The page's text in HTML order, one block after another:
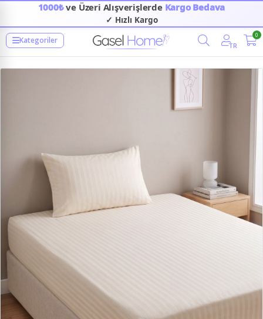
1000₺ve Üzeri Alışverişlerde Kargo Bedava
✓ Hızlı Kargo
Kategoriler
TR
0